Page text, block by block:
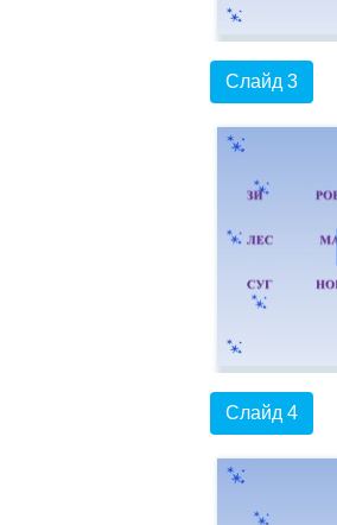
Слайд 3
Слайд 4